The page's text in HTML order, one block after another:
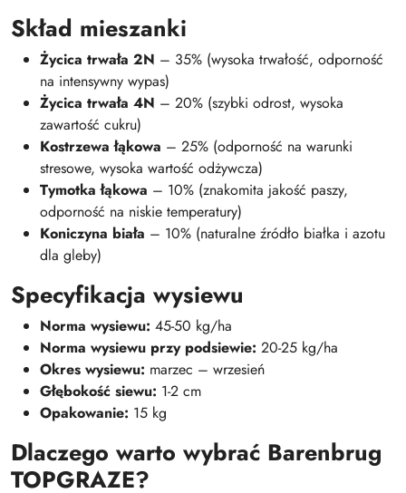
Skład mieszanki
Życica trwała 2N – 35% (wysoka trwałość, odporność
na intensywny wypas)
Życica trwała 4N – 20% (szybki odrost, wysoka
zawartość cukru)
Kostrzewa łąkowa – 25% (odporność na warunki
stresowe, wysoka wartość odżywcza)
Tymotka łąkowa – 10% (znakomita jakość paszy,
odporność na niskie temperatury)
Koniczyna biała – 10% (naturalne źródło białka i azotu
dla gleby)
Specyfikacja wysiewu
Norma wysiewu: 45-50 kg/ha
Norma wysiewu przy podsiewie: 20-25 kg/ha
Okres wysiewu: marzec – wrzesień
Głębokość siewu: 1-2 cm
Opakowanie: 15 kg
Dlaczego warto wybrać Barenbrug
TOPGRAZE?